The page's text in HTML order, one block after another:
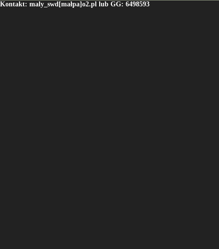
Kontakt: maly_swd[małpa]o2.pl lub GG: 6498593